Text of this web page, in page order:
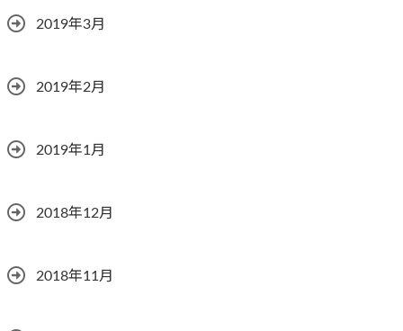
2019年3月
2019年2月
2019年1月
2018年12月
2018年11月